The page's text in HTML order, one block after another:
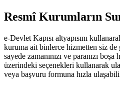
Resmî Kurumların
e-Devlet Kapısı altyapısını
kuruma ait binlerce hizmetten siz
sayede zamanınızı ve paranızı
üzerindeki seçenekleri kullanarak
veya başvuru formuna hızla